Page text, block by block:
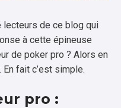
lecteurs de ce blog qui
à cette épineuse
de poker pro ? Alors en
fait c’est simple.
pro :